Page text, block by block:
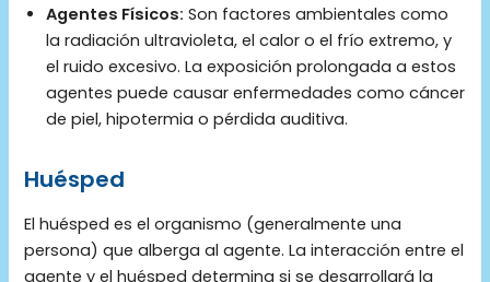
Agentes Físicos: Son factores ambientales como
la radiación ultravioleta, el calor o el frío extremo, y
el ruido excesivo. La exposición prolongada a estos
agentes puede causar enfermedades como cáncer
de piel, hipotermia o pérdida auditiva.
Huésped
El huésped es el organismo (generalmente una
persona) que alberga al agente. La interacción entre el
agente y el huésped determina si se desarrollará la